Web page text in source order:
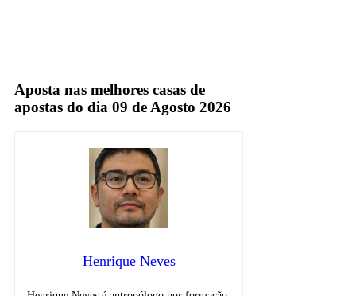
Aposta nas melhores casas de
apostas do dia 09 de Agosto 2026
Henrique Neves